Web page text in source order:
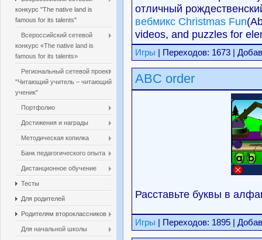
конкурс "The native land is
famous for its talents"
Всероссийский сетевой
конкурс «The native land is
famous for its talents»
Региональный сетевой проект
"Читающий учитель – читающий
ученик"
Портфолио
Достижения и награды
Методическая копилка
Банк педагогического опыта
Дистанционное обучение
Тесты
Для родителей
Родителям второклассников
Для начальной школы
отличный
вебмикс Christmas Fun
videos, and puzzles for
Игры | Переходов: 1673 |
ABC order
Расставьте буквы в
Игры | Переходов: 1895 |